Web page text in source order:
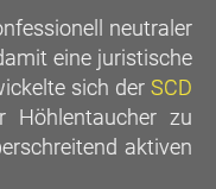
neutraler
eine juristische
sich der SCD
Höhlentaucher zu
aktiven